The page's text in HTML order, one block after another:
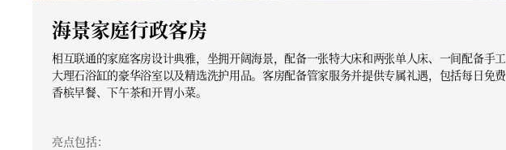
海景家庭行政客房
相互联通的家庭客房设计典雅，坐拥开阔海景，配备一张特大床和两张单人床、一间配备手工
大理石浴缸的豪华浴室以及精选洗护用品。客房配备管家服务并提供专属礼遇，包括每日免费
香槟早餐、下午茶和开胃小菜。
亮点包括：